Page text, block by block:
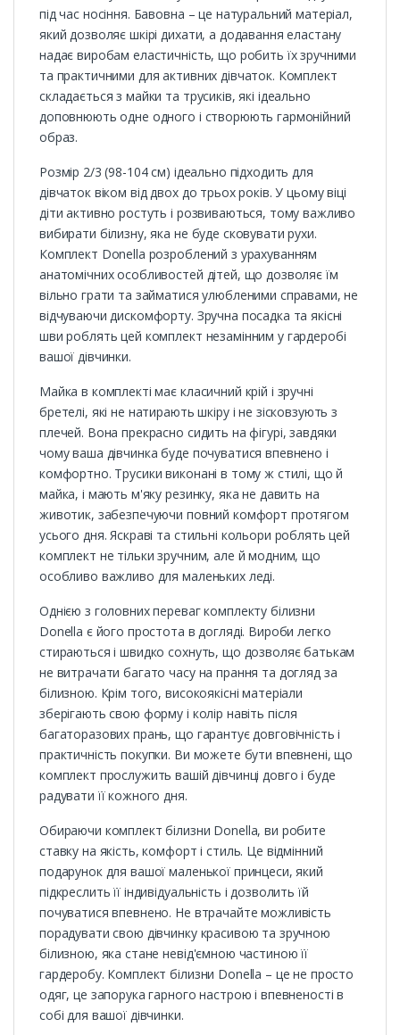
під час носіння. Бавовна – це натуральний матеріал,
який дозволяє шкірі дихати, а додавання еластану
надає виробам еластичність, що робить їх зручними
та практичними для активних дівчаток. Комплект
складається з майки та трусиків, які ідеально
доповнюють одне одного і створюють гармонійний
образ.
Розмір 2/3 (98-104 см) ідеально підходить для
дівчаток віком від двох до трьох років. У цьому віці
діти активно ростуть і розвиваються, тому важливо
вибирати білизну, яка не буде сковувати рухи.
Комплект Donella розроблений з урахуванням
анатомічних особливостей дітей, що дозволяє їм
вільно грати та займатися улюбленими справами, не
відчуваючи дискомфорту. Зручна посадка та якісні
шви роблять цей комплект незамінним у гардеробі
вашої дівчинки.
Майка в комплекті має класичний крій і зручні
бретелі, які не натирають шкіру і не зісковзують з
плечей. Вона прекрасно сидить на фігурі, завдяки
чому ваша дівчинка буде почуватися впевнено і
комфортно. Трусики виконані в тому ж стилі, що й
майка, і мають м'яку резинку, яка не давить на
животик, забезпечуючи повний комфорт протягом
усього дня. Яскраві та стильні кольори роблять цей
комплект не тільки зручним, але й модним, що
особливо важливо для маленьких леді.
Однією з головних переваг комплекту білизни
Donella є його простота в догляді. Вироби легко
стираються і швидко сохнуть, що дозволяє батькам
не витрачати багато часу на прання та догляд за
білизною. Крім того, високоякісні матеріали
зберігають свою форму і колір навіть після
багаторазових прань, що гарантує довговічність і
практичність покупки. Ви можете бути впевнені, що
комплект прослужить вашій дівчинці довго і буде
радувати її кожного дня.
Обираючи комплект білизни Donella, ви робите
ставку на якість, комфорт і стиль. Це відмінний
подарунок для вашої маленької принцеси, який
підкреслить її індивідуальність і дозволить їй
почуватися впевнено. Не втрачайте можливість
порадувати свою дівчинку красивою та зручною
білизною, яка стане невід'ємною частиною її
гардеробу. Комплект білизни Donella – це не просто
одяг, це запорука гарного настрою і впевненості в
собі для вашої дівчинки.